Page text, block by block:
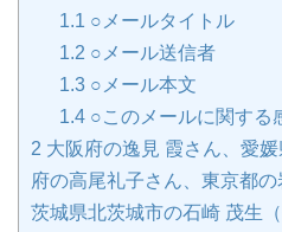
1.1 ○メールタイトル
1.2 ○メール送信者
1.3 ○メール本文
1.4 ○このメールに関する
2 大阪府の逸見 霞さん、愛
府の高尾礼子さん、東京都の
茨城県北茨城市の石崎 茂生